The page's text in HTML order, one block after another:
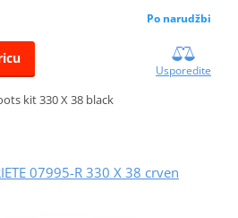
Po narudžbi
Usporedite
kit 330 X 38 black
07995-R 330 X 38 crven